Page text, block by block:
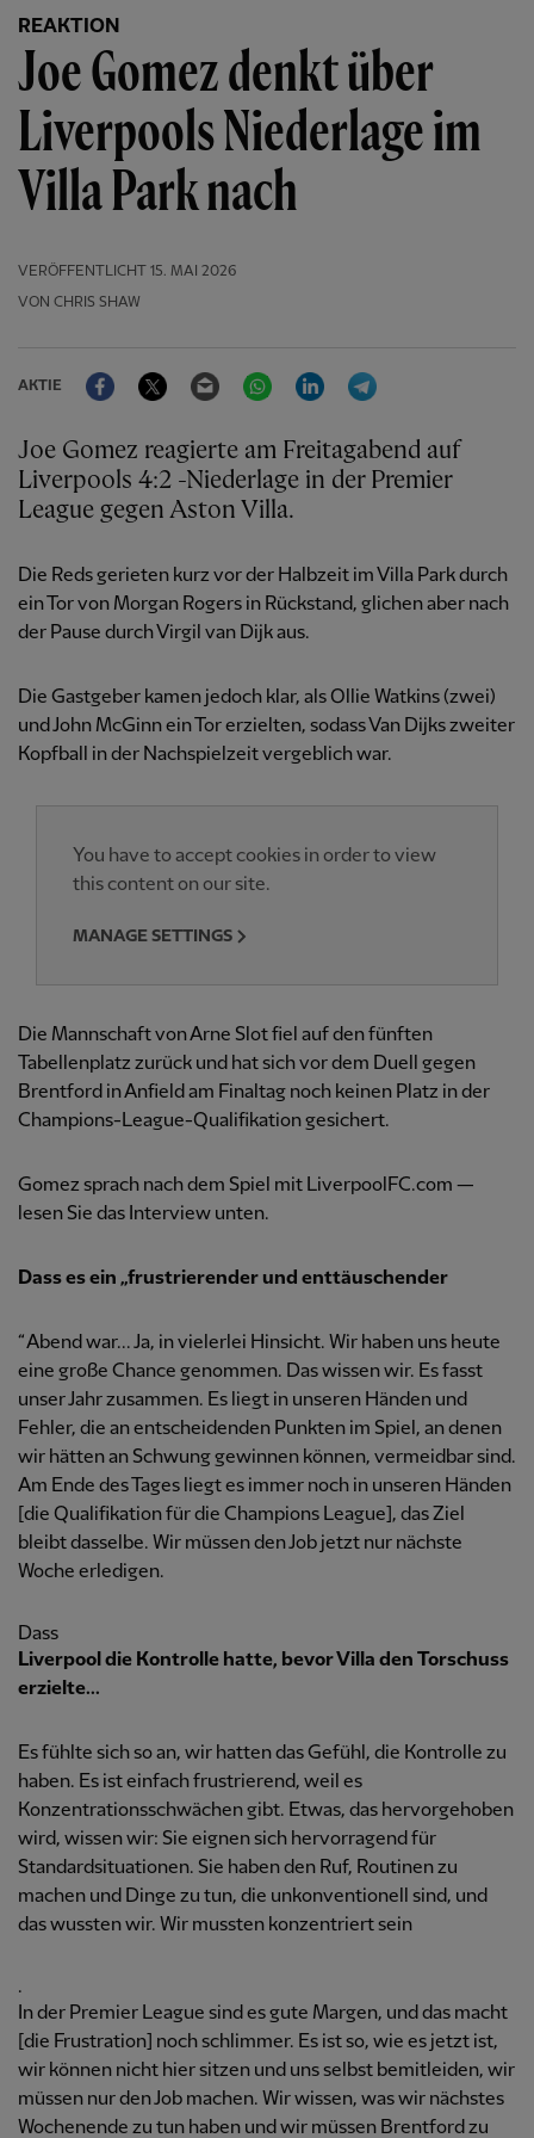
REAKTION
Joe Gomez denkt über
Liverpools Niederlage im
Villa Park nach
VERÖFFENTLICHT
15. MAI 2026
VON CHRIS SHAW
AKTIE
FacebookTwitter Email WhatsAppLinkedIn
Joe Gomez reagierte am Freitagabend auf
Liverpools 4:2 -Niederlage in der Premier
League gegen Aston Villa.
Die Reds gerieten kurz vor der Halbzeit im Villa Park durch
ein Tor von Morgan Rogers in Rückstand, glichen aber nach
der Pause durch Virgil van Dijk aus.
Die Gastgeber kamen jedoch klar, als Ollie Watkins (zwei)
und John McGinn ein Tor erzielten, sodass Van Dijks zweiter
Kopfball in der Nachspielzeit vergeblich war.
You have to accept cookies in order to view
this content on our site.
MANAGE SETTINGS
Die Mannschaft von Arne Slot fiel auf den fünften
Tabellenplatz zurück und hat sich vor dem Duell gegen
Brentford in Anfield am Finaltag noch keinen Platz in der
Champions-League-Qualifikation gesichert.
Gomez sprach nach dem Spiel mit LiverpoolFC.com —
lesen Sie das Interview unten.
Dass es ein „frustrierender und enttäuschender
“ Abend war... Ja, in vielerlei Hinsicht. Wir haben uns heute
eine große Chance genommen. Das wissen wir. Es fasst
unser Jahr zusammen. Es liegt in unseren Händen und
Fehler, die an entscheidenden Punkten im Spiel, an denen
wir hätten an Schwung gewinnen können, vermeidbar sind.
Am Ende des Tages liegt es immer noch in unseren Händen
[die Qualifikation für die Champions League], das Ziel
bleibt dasselbe. Wir müssen den Job jetzt nur nächste
Woche erledigen.
Dass
Liverpool die Kontrolle hatte, bevor Villa den Torschuss
erzielte...
Es fühlte sich so an, wir hatten das Gefühl, die Kontrolle zu
haben. Es ist einfach frustrierend, weil es
Konzentrationsschwächen gibt. Etwas, das hervorgehoben
wird, wissen wir: Sie eignen sich hervorragend für
Standardsituationen. Sie haben den Ruf, Routinen zu
machen und Dinge zu tun, die unkonventionell sind, und
das wussten wir. Wir mussten konzentriert sein
.
In der Premier League sind es gute Margen, und das macht
[die Frustration] noch schlimmer. Es ist so, wie es jetzt ist,
wir können nicht hier sitzen und uns selbst bemitleiden, wir
müssen nur den Job machen. Wir wissen, was wir nächstes
Wochenende zu tun haben und wir müssen Brentford zu